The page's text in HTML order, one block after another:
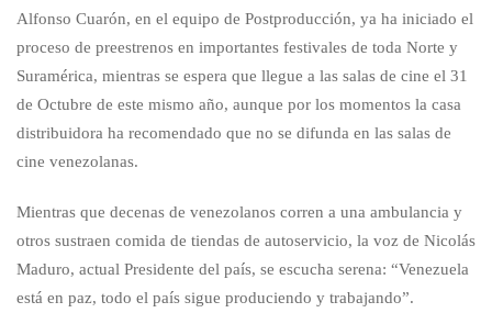
Alfonso Cuarón, en el equipo de Postproducción, ya ha iniciado el
proceso de preestrenos en importantes festivales de toda Norte y
Suramérica, mientras se espera que llegue a las salas de cine el 31
de Octubre de este mismo año, aunque por los momentos la casa
distribuidora ha recomendado que no se difunda en las salas de
cine venezolanas.
Mientras que decenas de venezolanos corren a una ambulancia y
otros sustraen comida de tiendas de autoservicio, la voz de Nicolás
Maduro, actual Presidente del país, se escucha serena: “Venezuela
está en paz, todo el país sigue produciendo y trabajando”.